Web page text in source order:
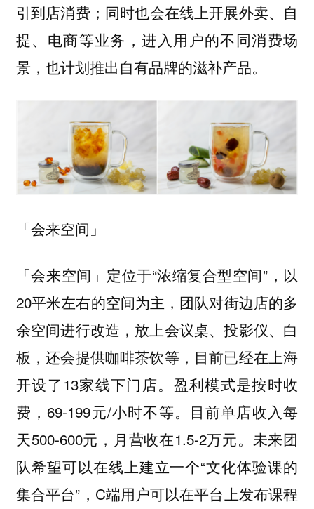
引到店消费；同时也会在线上开展外卖、自
提、电商等业务，进入用户的不同消费场
景，也计划推出自有品牌的滋补产品。
「会来空间」
「会来空间」定位于“浓缩复合型空间”，以
20平米左右的空间为主，团队对街边店的多
余空间进行改造，放上会议桌、投影仪、白
板，还会提供咖啡茶饮等，目前已经在上海
开设了13家线下门店。盈利模式是按时收
费，69-199元/小时不等。目前单店收入每
天500-600元，月营收在1.5-2万元。未来团
队希望可以在线上建立一个“文化体验课的
集合平台”，C端用户可以在平台上发布课程